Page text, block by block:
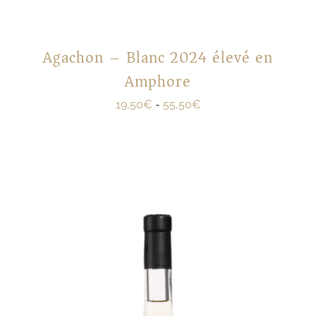
Agachon – Blanc 2024 élevé en
Amphore
19,50€ - 55,50€